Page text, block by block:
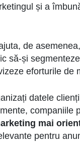
și a
de
să-și
eforturile de
datele
companiile
mai
pentru